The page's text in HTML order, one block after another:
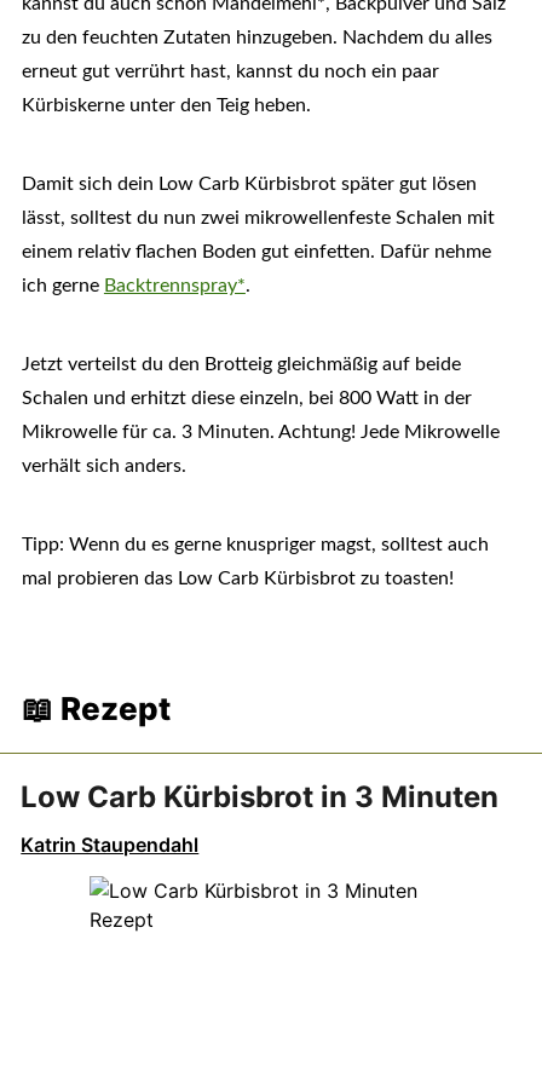
kannst du auch schon Mandelmehl*, Backpulver und Salz
zu den feuchten Zutaten hinzugeben. Nachdem du alles
erneut gut verrührt hast, kannst du noch ein paar
Kürbiskerne unter den Teig heben.
Damit sich dein Low Carb Kürbisbrot später gut lösen
lässt, solltest du nun zwei mikrowellenfeste Schalen mit
einem relativ flachen Boden gut einfetten. Dafür nehme
ich gerne Backtrennspray*.
Jetzt verteilst du den Brotteig gleichmäßig auf beide
Schalen und erhitzt diese einzeln, bei 800 Watt in der
Mikrowelle für ca. 3 Minuten. Achtung! Jede Mikrowelle
verhält sich anders.
Tipp: Wenn du es gerne knuspriger magst, solltest auch
mal probieren das Low Carb Kürbisbrot zu toasten!
📖 Rezept
Low Carb Kürbisbrot in 3 Minuten
Katrin Staupendahl